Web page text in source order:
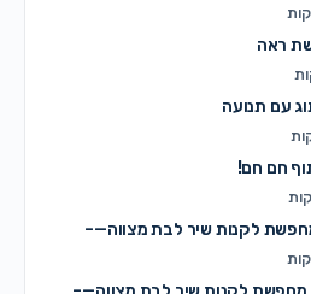
ראה
עם תנועה
חם חם!
לקנות שיר לבת מצווה—–